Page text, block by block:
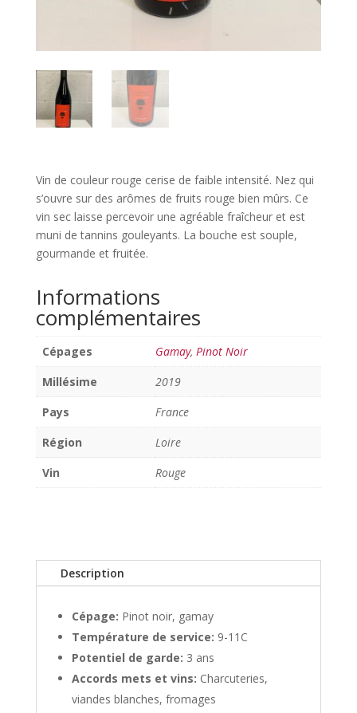
Vin de couleur rouge cerise de faible intensité. Nez qui
s’ouvre sur des arômes de fruits rouge bien mûrs. Ce
vin sec laisse percevoir une agréable fraîcheur et est
muni de tannins gouleyants. La bouche est souple,
gourmande et fruitée.
Informations
complémentaires
Cépages Gamay, Pinot Noir
Millésime
2019
Pays
France
Région
Loire
Vin
Rouge
Description
Cépage: Pinot noir, gamay
Température de service: 9-11C
Potentiel de garde: 3 ans
Accords mets et vins: Charcuteries,
viandes blanches, fromages